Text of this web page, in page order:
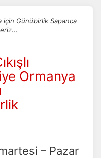
için Günübirlik Sapanca
Ormanya
– Pazar